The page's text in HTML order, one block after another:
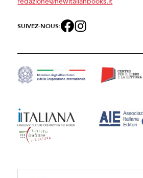
SUIVEZ-NOUS: